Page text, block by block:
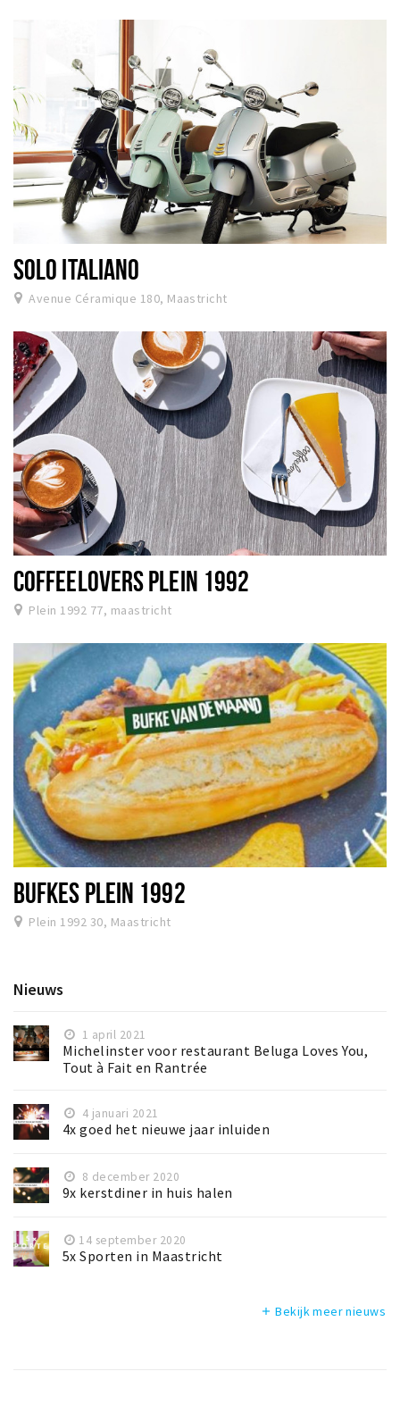
SOLO ITALIANO
Avenue Céramique 180, Maastricht
COFFEELOVERS PLEIN 1992
Plein 1992 77, maastricht
BUFKES PLEIN 1992
Plein 1992 30, Maastricht
Nieuws
1 april 2021
Michelinster voor restaurant Beluga Loves You,
Tout à Fait en Rantrée
4 januari 2021
4x goed het nieuwe jaar inluiden
8 december 2020
9x kerstdiner in huis halen
14 september 2020
5x Sporten in Maastricht
add Bekijk meer nieuws